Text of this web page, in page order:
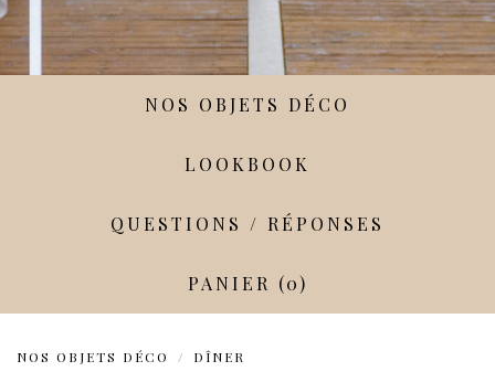
NOS OBJETS DÉCO
LOOKBOOK
QUESTIONS / RÉPONSES
PANIER (0)
NOS OBJETS DÉCO DÎNER